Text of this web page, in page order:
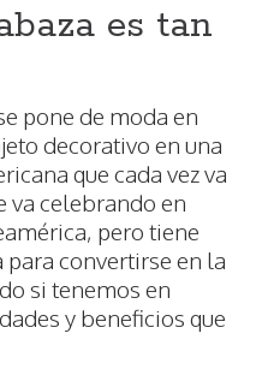
es tan
pone de moda en
decorativo en una
que cada vez va
va celebrando en
pero tiene
convertirse en la
si tenemos en
y beneficios que